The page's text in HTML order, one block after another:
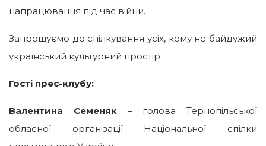
напрацювання під час війни.
Запрошуємо до спілкування усіх, кому не байдужий
український культурний простір.
Гості прес-клубу:
Валентина Семеняк– голова Тернопільської
обласної організації Національної спілки